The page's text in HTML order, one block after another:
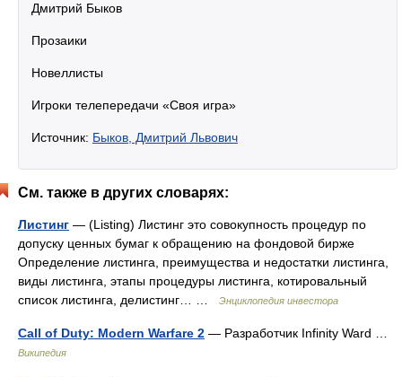
Дмитрий Быков
Прозаики
Новеллисты
Игроки телепередачи «Своя игра»
Источник: Быков, Дмитрий Львович
См. также в других словарях:
Листинг — (Listing) Листинг это совокупность процедур по
допуску ценных бумаг к обращению на фондовой бирже
Определение листинга, преимущества и недостатки листинга,
виды листинга, этапы процедуры листинга, котировальный
список листинга, делистинг… …
Энциклопедия инвестора
Call of Duty: Modern Warfare 2 — Разработчик Infinity Ward …
Википедия